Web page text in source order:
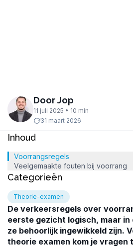
De verkeersregels over
eerste gezicht logisch, maar in
ze behoorlijk ingewikkeld zijn.
theorie examen kom je vragen
Inhoud
Voorrangsregels
Veelgemaakte fouten bij voorrang
Categorieën
Theorie-examen
Door Jop
11 juli 2025 • 10 min
31 maart 2026